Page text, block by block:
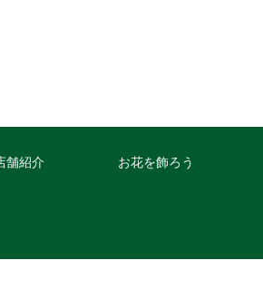
舗紹介 お花を飾ろう